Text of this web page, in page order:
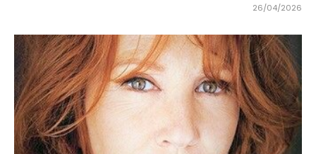
26/04/2026